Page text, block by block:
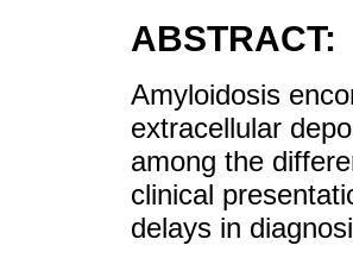
ABSTRACT:
Amyloidosis
extracellular
among the
clinical
delays in